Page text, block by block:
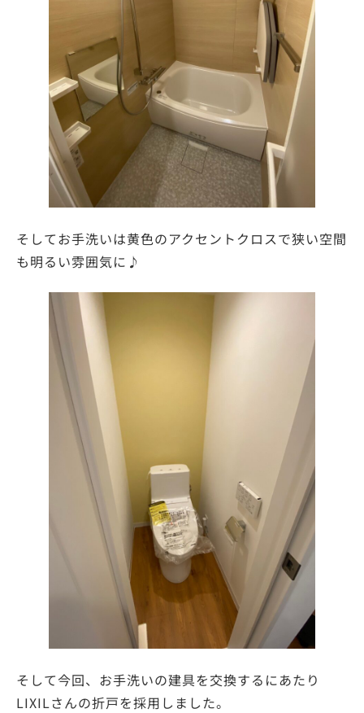
そしてお手洗いは黄色のアクセントクロスで狭い空間
も明るい雰囲気に♪
そして今回、お手洗いの建具を交換するにあたり
LIXILさんの折戸を採用しました。